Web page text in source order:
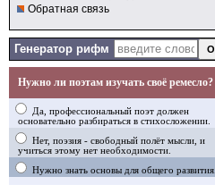
Обратная связь
Генератор рифм
Нужно ли поэтам изучать своё ремесло?
Да, профессиональный поэт должен
основательно разбираться в стихосложении.
Нет, поэзия - свободный полёт мысли, и
учиться этому нет необходимости.
Нужно знать основы для общего развития.